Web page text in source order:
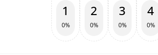
1
0%
2
0%
3
0%
4
0%